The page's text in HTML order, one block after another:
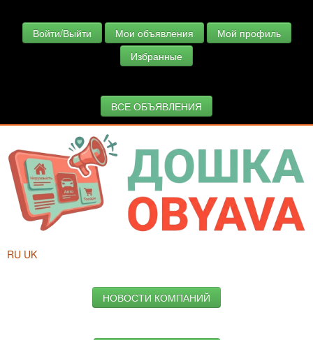
Войти/Выйти Мои объявления
Мой профиль
Избранные
ВСЕ ОБЪЯВЛЕНИЯ
RU UK
НОВОСТИ КОМПАНИЙ